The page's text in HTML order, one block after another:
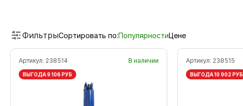
ФильтрыСортировать по:ПопулярностиЦене
Артикул: 238514 В наличии
ВЫГОДА 9 106 РУБ
Артикул: 238515
ВЫГОДА 10 902 РУБ